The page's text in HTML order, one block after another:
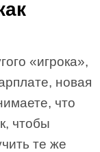
«игрока»,
новая
что
чтобы
те же